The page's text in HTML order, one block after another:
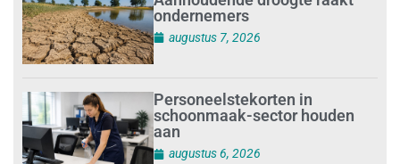
ondernemers
augustus 7, 2026
Personeelstekorten in
schoonmaak-sector houden
aan
augustus 6, 2026